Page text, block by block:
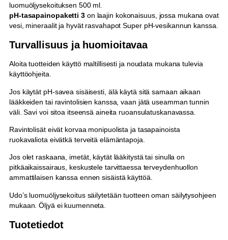
luomuöljysekoituksen 500 ml.
pH-tasapainopaketti 3on laajin kokonaisuus, jossa mukana ovat
vesi, mineraalit ja hyvät rasvahapot Super pH-vesikannun kanssa.
Turvallisuus ja huomioitavaa
Aloita tuotteiden käyttö maltillisesti ja noudata mukana tulevia
käyttöohjeita.
Jos käytät pH-savea sisäisesti, älä käytä sitä samaan aikaan
lääkkeiden tai ravintolisien kanssa, vaan jätä useamman tunnin
väli. Savi voi sitoa itseensä aineita ruoansulatuskanavassa.
Ravintolisät eivät korvaa monipuolista ja tasapainoista
ruokavaliota eivätkä terveitä elämäntapoja.
Jos olet raskaana, imetät, käytät lääkitystä tai sinulla on
pitkäaikaissairaus, keskustele tarvittaessa terveydenhuollon
ammattilaisen kanssa ennen sisäistä käyttöä.
Udo’s luomuöljysekoitus säilytetään tuotteen oman säilytysohjeen
mukaan. Öljyä ei kuumenneta.
Tuotetiedot